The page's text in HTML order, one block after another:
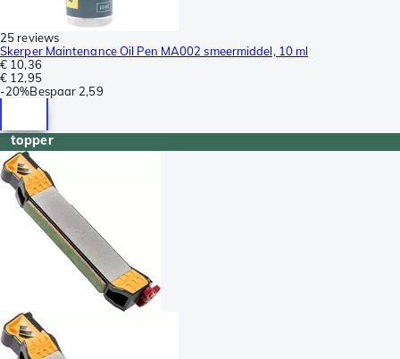
25 reviews
Skerper Maintenance Oil Pen MA002 smeermiddel, 10 ml
€ 10,36
€ 12,95
-20%Bespaar 2,59
topper